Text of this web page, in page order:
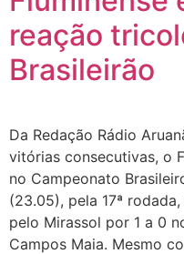
reação
Brasileirão
Da Redação Rádio
vitórias consecutivas, o
no Campeonato
(23.05), pela 17ª
pelo Mirassol por 1 a 0
Campos Maia. Mesmo